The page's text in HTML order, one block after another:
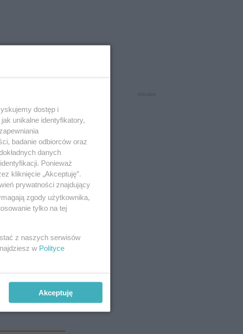
Licznerski),
(85
się w
dostęp i
unikalne identyfikatory,
badanie odbiorców oraz
danych
Ponieważ
kliknięcie „Akceptuję”.
prywatności znajdujący
zgody użytkownika,
tylko na tej
z naszych serwisów
w Polityce
Akceptuję